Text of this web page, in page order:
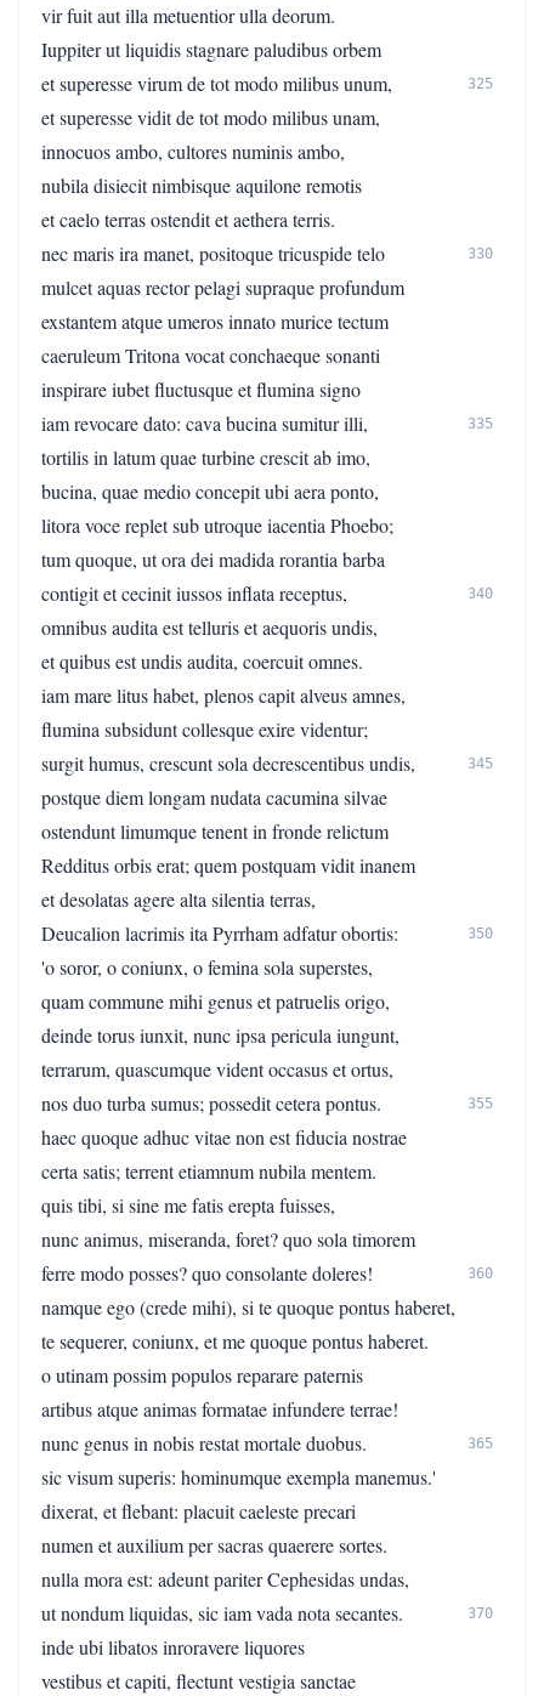
vir fuit aut illa metuentior ulla deorum.
Iuppiter ut liquidis stagnare paludibus orbem
et superesse virum de tot modo milibus unum,
325
et superesse vidit de tot modo milibus unam,
innocuos ambo, cultores numinis ambo,
nubila disiecit nimbisque aquilone remotis
et caelo terras ostendit et aethera terris.
nec maris ira manet, positoque tricuspide telo
330
mulcet aquas rector pelagi supraque profundum
exstantem atque umeros innato murice tectum
caeruleum Tritona vocat conchaeque sonanti
inspirare iubet fluctusque et flumina signo
iam revocare dato: cava bucina sumitur illi,
335
tortilis in latum quae turbine crescit ab imo,
bucina, quae medio concepit ubi aera ponto,
litora voce replet sub utroque iacentia Phoebo;
tum quoque, ut ora dei madida rorantia barba
contigit et cecinit iussos inflata receptus,
340
omnibus audita est telluris et aequoris undis,
et quibus est undis audita, coercuit omnes.
iam mare litus habet, plenos capit alveus amnes,
flumina subsidunt collesque exire videntur;
surgit humus, crescunt sola decrescentibus undis,
345
postque diem longam nudata cacumina silvae
ostendunt limumque tenent in fronde relictum
Redditus orbis erat; quem postquam vidit inanem
et desolatas agere alta silentia terras,
Deucalion lacrimis ita Pyrrham adfatur obortis:
350
'o soror, o coniunx, o femina sola superstes,
quam commune mihi genus et patruelis origo,
deinde torus iunxit, nunc ipsa pericula iungunt,
terrarum, quascumque vident occasus et ortus,
nos duo turba sumus; possedit cetera pontus.
355
haec quoque adhuc vitae non est fiducia nostrae
certa satis; terrent etiamnum nubila mentem.
quis tibi, si sine me fatis erepta fuisses,
nunc animus, miseranda, foret? quo sola timorem
ferre modo posses? quo consolante doleres!
360
namque ego (crede mihi), si te quoque pontus haberet,
te sequerer, coniunx, et me quoque pontus haberet.
o utinam possim populos reparare paternis
artibus atque animas formatae infundere terrae!
nunc genus in nobis restat mortale duobus.
365
sic visum superis: hominumque exempla manemus.'
dixerat, et flebant: placuit caeleste precari
numen et auxilium per sacras quaerere sortes.
nulla mora est: adeunt pariter Cephesidas undas,
ut nondum liquidas, sic iam vada nota secantes.
370
inde ubi libatos inroravere liquores
vestibus et capiti, flectunt vestigia sanctae